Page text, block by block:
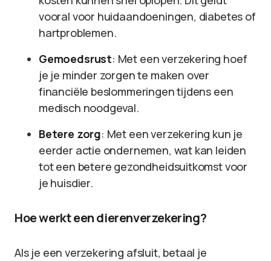
vooral voor huidaandoeningen, diabetes of
hartproblemen.
Gemoedsrust: Met een verzekering hoef
je je minder zorgen te maken over
financiële beslommeringen tijdens een
medisch noodgeval.
Betere zorg: Met een verzekering kun je
eerder actie ondernemen, wat kan leiden
tot een betere gezondheidsuitkomst voor
je huisdier.
Hoe werkt een dierenverzekering?
Als je een verzekering afsluit, betaal je